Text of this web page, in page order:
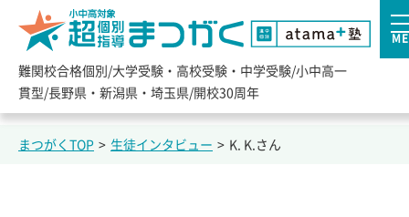
難関校合格個別/大学受験・高校受験・中学受験/小中高一
貫型/長野県・新潟県・埼玉県/開校30周年
まつがくTOP > 生徒インタビュー > K. K.さん